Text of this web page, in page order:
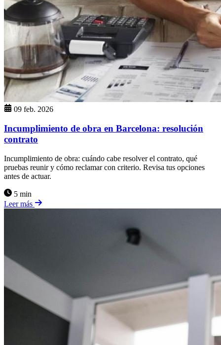
09 feb. 2026
Incumplimiento de obra en Barcelona: resolución
contrato
Incumplimiento de obra: cuándo cabe resolver el contrato, qué
pruebas reunir y cómo reclamar con criterio. Revisa tus opciones
antes de actuar.
5 min
Leer más